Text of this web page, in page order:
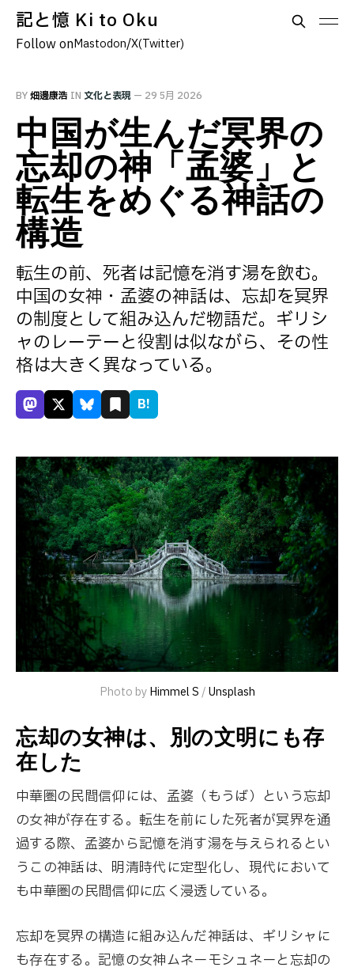
記と憶 Ki to Oku
Follow onMastodon/X(Twitter)
BY畑邊康浩 IN 文化と表現 — 29 5月 2026
中国が生んだ冥界の
忘却の神「孟婆」と
転生をめぐる神話の
構造
転生の前、死者は記憶を消す湯を飲む。
中国の女神・孟婆の神話は、忘却を冥界
の制度として組み込んだ物語だ。ギリシ
ャのレーテーと役割は似ながら、その性
格は大きく異なっている。
B!
Photo by Himmel S / Unsplash
忘却の女神は、別の文明にも存
在した
中華圏の民間信仰には、孟婆（もうば）という忘却
の女神が存在する。転生を前にした死者が冥界を通
過する際、孟婆から記憶を消す湯を与えられるとい
うこの神話は、明清時代に定型化し、現代において
も中華圏の民間信仰に広く浸透している。
忘却を冥界の構造に組み込んだ神話は、ギリシャに
も存在する。記憶の女神ムネーモシュネーと忘却の